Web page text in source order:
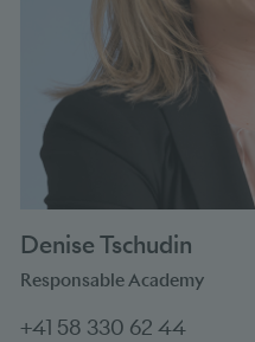
Denise Tschudin
Responsable Academy
+41 58 330 62 44